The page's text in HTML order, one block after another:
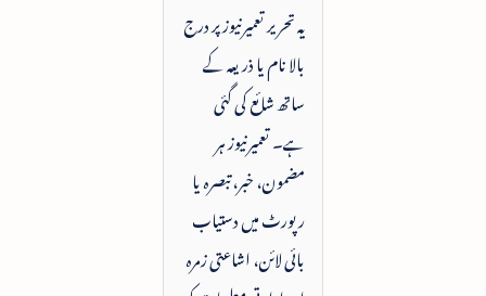
یہ تحریر تعمیرنیوز پر درج
بالا نام یا ذریعہ کے
ساتھ شائع کی گئی
ہے۔ تعمیرنیوز ہر
مضمون، خبر، تبصرہ یا
رپورٹ میں دستیاب
بائی لائن، اشاعتی زمرہ